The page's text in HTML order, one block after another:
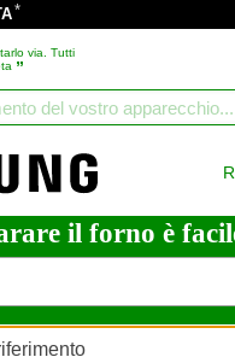
*
via. Tutti
”
il forno è